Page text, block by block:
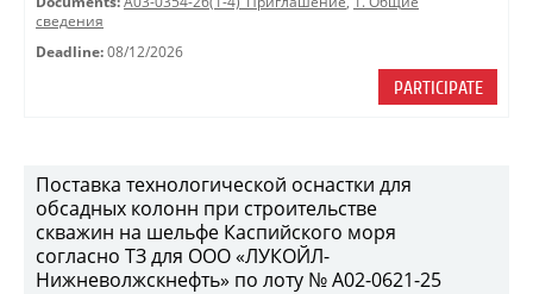
сведения
Deadline: 08/12/2026
PARTICIPATE
Поставка технологической оснастки для
обсадных колонн при строительстве
скважин на шельфе Каспийского моря
согласно ТЗ для ООО «ЛУКОЙЛ-
Нижневолжскнефть» по лоту № A02-0621-25